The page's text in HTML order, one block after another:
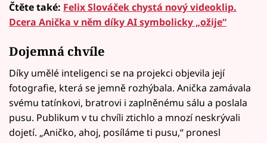
Čtěte také: Felix Slováček chystá nový videoklip.
Dcera Anička v něm díky AI symbolicky „ožije“
Dojemná chvíle
Díky umělé inteligenci se na projekci objevila její
fotografie, která se jemně rozhýbala. Anička zamávala
svému tatínkovi, bratrovi i zaplněnému sálu a poslala
pusu. Publikum v tu chvíli ztichlo a mnozí neskrývali
dojetí. „Aničko, ahoj, posíláme ti pusu,“ pronesl